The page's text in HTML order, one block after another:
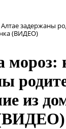
задержаны
(ВИДЕО)
мороз:
из
(ВИДЕО)